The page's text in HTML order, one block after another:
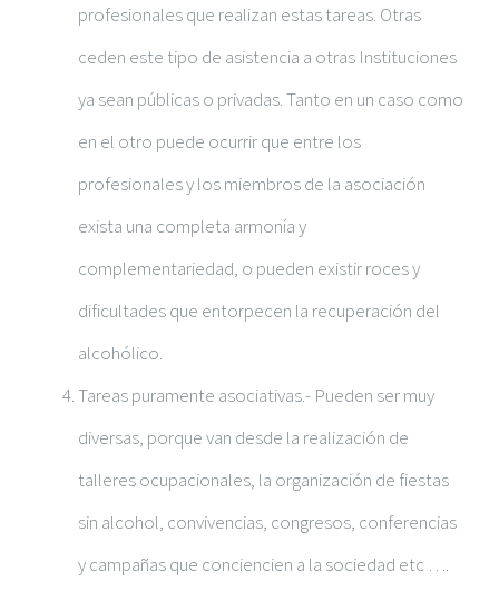
profesionales que realizan estas tareas. Otras
ceden este tipo de asistencia a otras Instituciones
ya sean públicas o privadas. Tanto en un caso como
en el otro puede ocurrir que entre los
profesionales y los miembros de la asociación
exista una completa armonía y
complementariedad, o pueden existir roces y
dificultades que entorpecen la recuperación del
alcohólico.
Tareas puramente asociativas.- Pueden ser muy
diversas, porque van desde la realización de
talleres ocupacionales, la organización de fiestas
sin alcohol, convivencias, congresos, conferencias
y campañas que conciencien a la sociedad etc ….